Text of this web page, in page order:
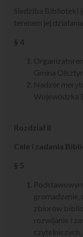
Siedziba Biblioteki
terenem jej
§ 4
Gmina
Nadzór
Wojewódzka
Rozdział II
Cele i zadania
§ 5
gromadzenie,
zbiorów
rozwijanie i